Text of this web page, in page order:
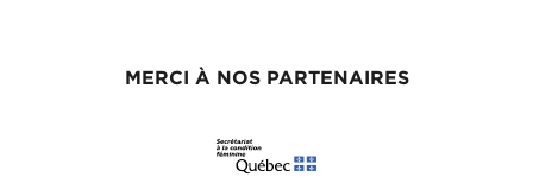
MERCI À NOS PARTENAIRES